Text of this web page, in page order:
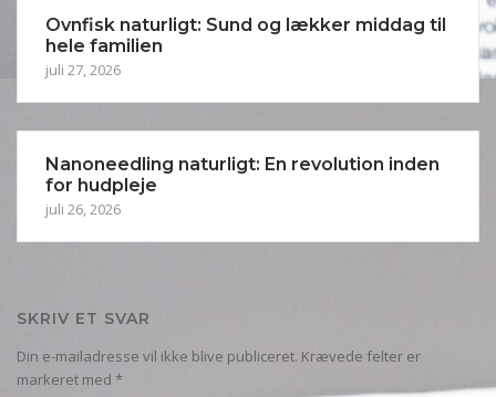
Ovnfisk naturligt: Sund og lækker middag til
hele familien
juli 27, 2026
Nanoneedling naturligt: En revolution inden
for hudpleje
juli 26, 2026
SKRIV ET SVAR
Din e-mailadresse vil ikke blive publiceret. Krævede felter er
markeret med *